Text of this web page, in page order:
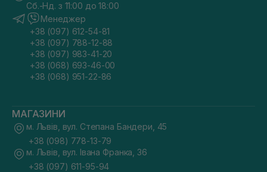
Сб.-Нд. з 11:00 до 18:00
Менеджер
+38 (097) 612-54-81
+38 (097) 788-12-88
+38 (097) 983-41-20
+38 (068) 693-46-00
+38 (068) 951-22-86
МАГАЗИНИ
м. Львів, вул. Степана Бандери, 45
+38 (098) 778-13-79
м. Львів, вул. Івана Франка, 36
+38 (097) 611-95-94